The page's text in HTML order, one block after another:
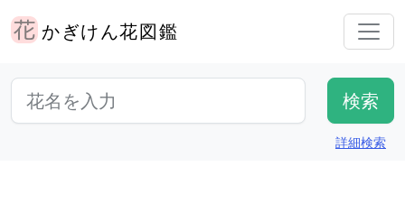
かぎけん花図鑑
詳細検索